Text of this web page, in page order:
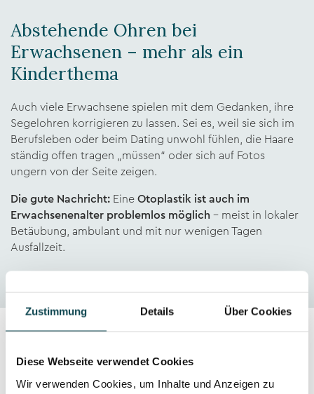
Zustimmung Details Über Cookies
Diese Webseite verwendet Cookies
Wir verwenden Cookies, um Inhalte und Anzeigen zu
Abstehende Ohren bei
Erwachsenen – mehr als ein
Kinderthema
Auch viele Erwachsene spielen mit dem Gedanken, ihre
Segelohren korrigieren zu lassen. Sei es, weil sie sich im
Berufsleben oder beim Dating unwohl fühlen, die Haare
ständig offen tragen „müssen“ oder sich auf Fotos
ungern von der Seite zeigen.
Die gute Nachricht: EineOtoplastik ist auch im
Erwachsenenalter problemlos möglich – meist in lokaler
Betäubung, ambulant und mit nur wenigen Tagen
Ausfallzeit.
Wann ist eine Otoplastik sinnvoll?